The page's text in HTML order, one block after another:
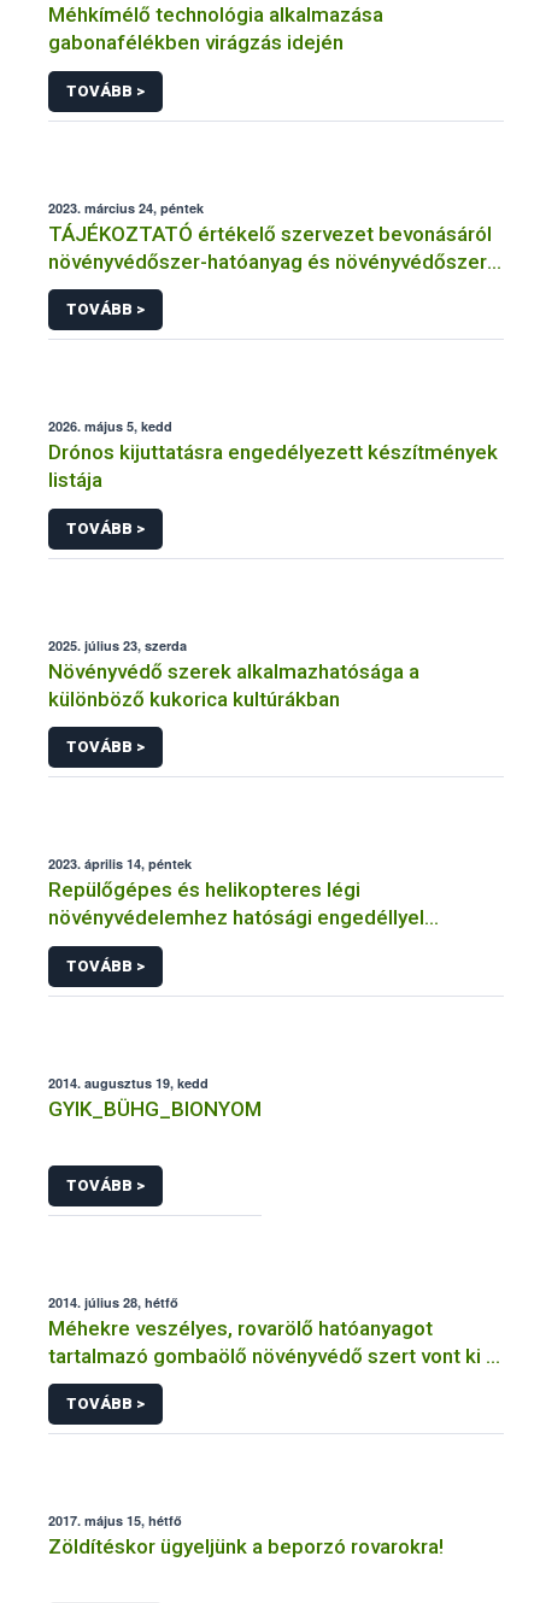
Méhkímélő technológia alkalmazása
gabonafélékben virágzás idején
TOVÁBB >
2023. március 24, péntek
TÁJÉKOZTATÓ értékelő szervezet bevonásáról
növényvédőszer-hatóanyag és növényvédőszer
engedélyezésére, továbbá a meglévő engedély
meghosszabbítására vagy módosítására irányuló
eljárásba
TOVÁBB >
2026. május 5, kedd
Drónos kijuttatásra engedélyezett készítmények
listája
TOVÁBB >
2025. július 23, szerda
Növényvédő szerek alkalmazhatósága a
különböző kukorica kultúrákban
TOVÁBB >
2023. április 14, péntek
Repülőgépes és helikopteres légi
növényvédelemhez hatósági engedéllyel
rendelkező szervezetek
TOVÁBB >
2014. augusztus 19, kedd
GYIK_BÜHG_BIONYOM
TOVÁBB >
2014. július 28, hétfő
Méhekre veszélyes, rovarölő hatóanyagot
tartalmazó gombaölő növényvédő szert vont ki a
forgalomból a NÉBIH
TOVÁBB >
2017. május 15, hétfő
Zöldítéskor ügyeljünk a beporzó rovarokra!